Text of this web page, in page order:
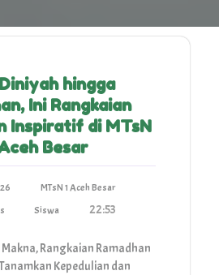
hingga
Ini Rangkaian
Inspiratif di MTsN
Besar
MTsN 1 Aceh Besar
Siswa 22:53
Rangkaian Ramadhan
Kepedulian dan